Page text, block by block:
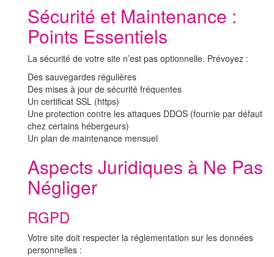
Sécurité et Maintenance :
Points Essentiels
La sécurité de votre site n’est pas optionnelle. Prévoyez :
Des sauvegardes régulières
Des mises à jour de sécurité fréquentes
Un certificat SSL (https)
Une protection contre les attaques DDOS (fournie par défaut
chez certains hébergeurs)
Un plan de maintenance mensuel
Aspects Juridiques à Ne Pas
Négliger
RGPD
Votre site doit respecter la réglementation sur les données
personnelles :